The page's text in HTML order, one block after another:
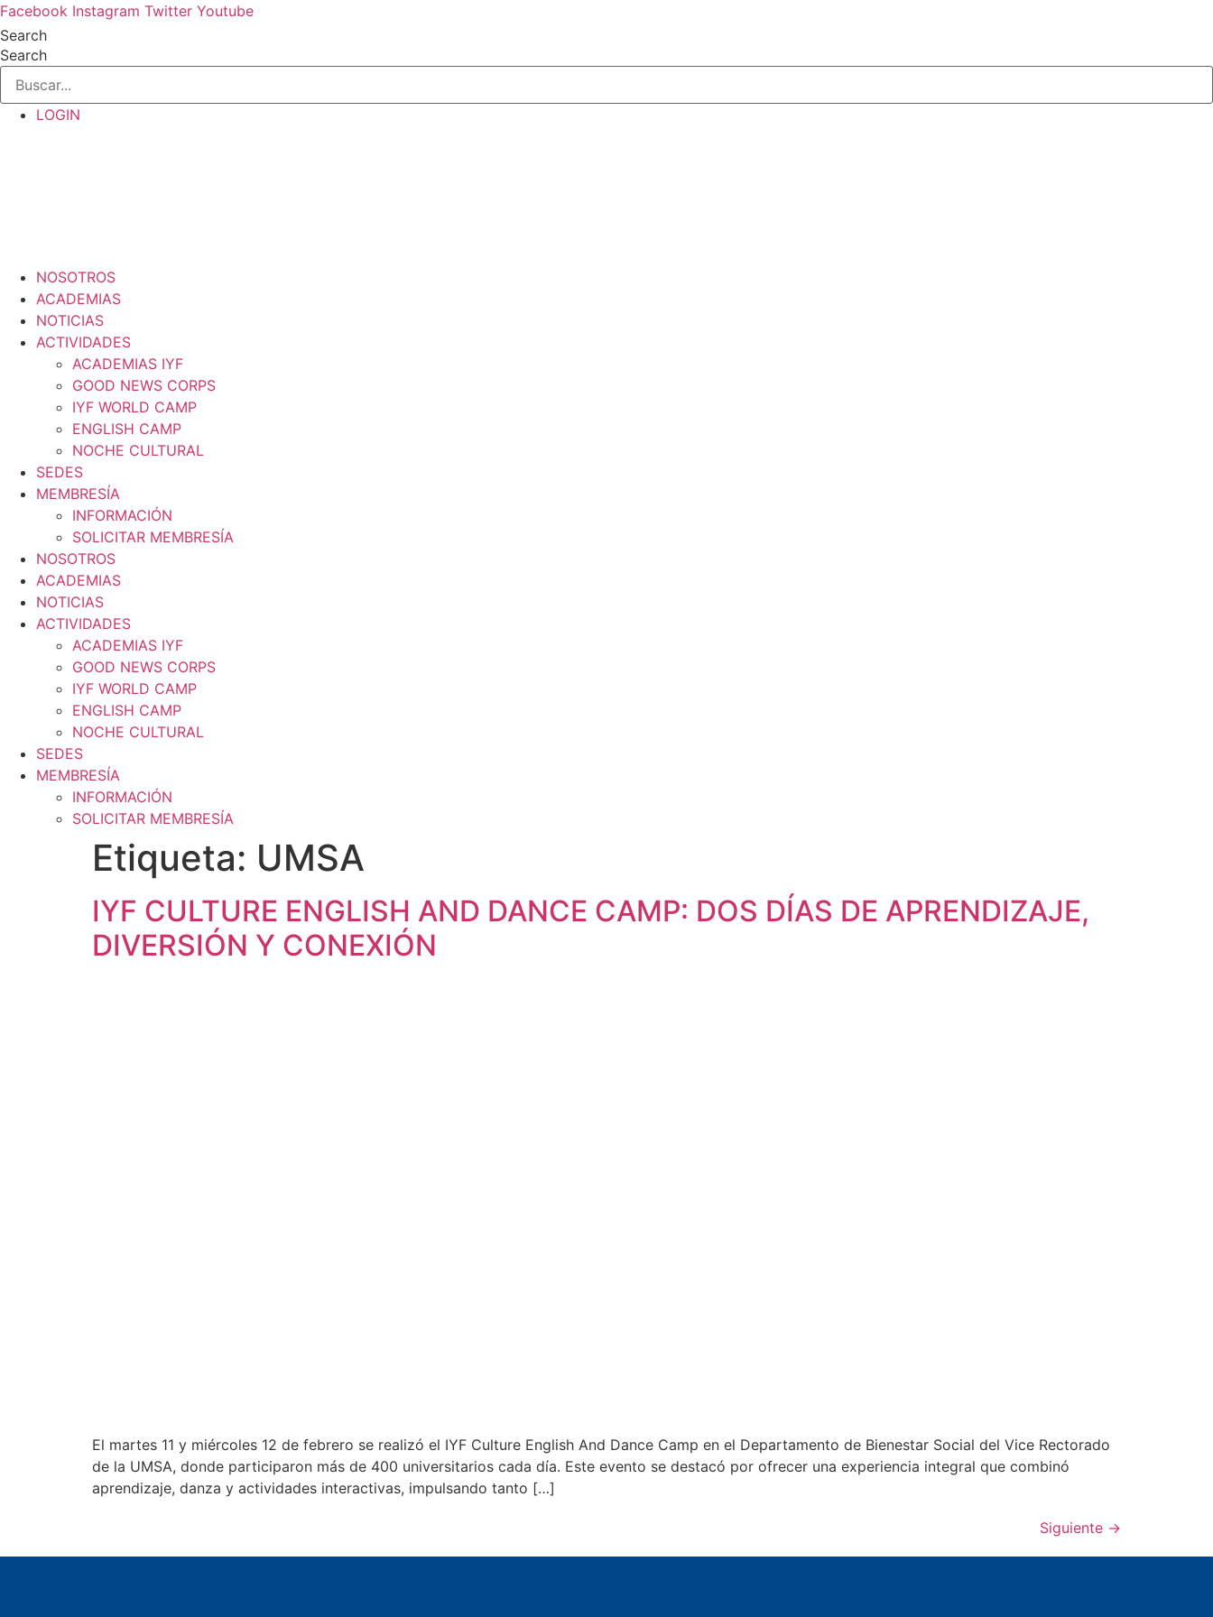
Ir
al
contenido
Facebook Instagram Twitter Youtube
Search
Search
LOGIN
NOSOTROS
ACADEMIAS
NOTICIAS
ACTIVIDADES
ACADEMIAS IYF
GOOD NEWS CORPS
IYF WORLD CAMP
ENGLISH CAMP
NOCHE CULTURAL
SEDES
MEMBRESÍA
INFORMACIÓN
SOLICITAR MEMBRESÍA
NOSOTROS
ACADEMIAS
NOTICIAS
ACTIVIDADES
ACADEMIAS IYF
GOOD NEWS CORPS
IYF WORLD CAMP
ENGLISH CAMP
NOCHE CULTURAL
SEDES
MEMBRESÍA
INFORMACIÓN
SOLICITAR MEMBRESÍA
Etiqueta: UMSA
IYF CULTURE ENGLISH AND DANCE CAMP: DOS DÍAS DE APRENDIZAJE,
DIVERSIÓN Y CONEXIÓN
El martes 11 y miércoles 12 de febrero se realizó el IYF Culture English And Dance Camp en el Departamento de Bienestar Social del Vice Rectorado
de la UMSA, donde participaron más de 400 universitarios cada día. Este evento se destacó por ofrecer una experiencia integral que combinó
aprendizaje, danza y actividades interactivas, impulsando tanto […]
Siguiente →